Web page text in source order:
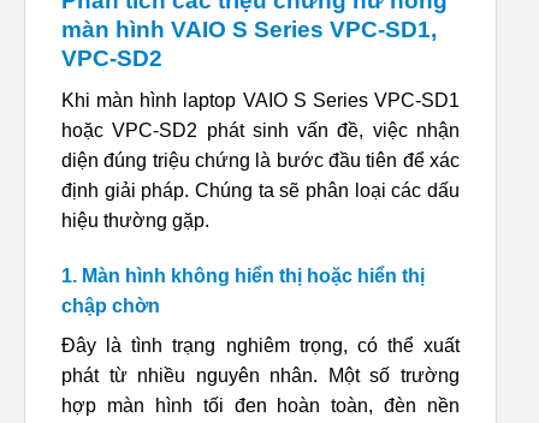
màn hình VAIO S Series VPC-SD1,
VPC-SD2
Khi màn hình laptop VAIO S Series VPC-SD1
hoặc VPC-SD2 phát sinh vấn đề, việc nhận
diện đúng triệu chứng là bước đầu tiên để xác
định giải pháp. Chúng ta sẽ phân loại các dấu
hiệu thường gặp.
1. Màn hình không hiển thị hoặc hiển thị
chập chờn
Đây là tình trạng nghiêm trọng, có thể xuất
phát từ nhiều nguyên nhân. Một số trường
hợp màn hình tối đen hoàn toàn, đèn nền